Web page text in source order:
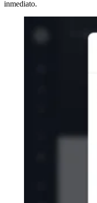
inmediato.